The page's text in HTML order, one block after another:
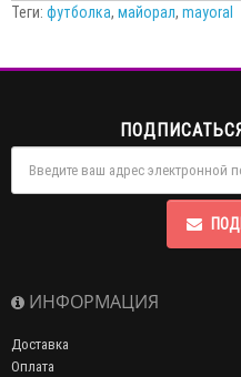
Теги: футболка, майорал, mayoral
ИНФОРМАЦИЯ
Доставка
Оплата